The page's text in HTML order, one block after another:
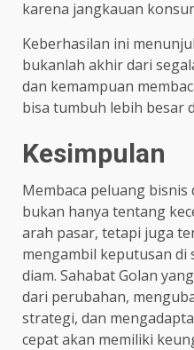
karena jangkauan
Keberhasilan ini
bukanlah akhir dari
dan kemampuan
bisa tumbuh lebih besar
Kesimpulan
Membaca peluang
bukan hanya tentang
arah pasar, tetapi juga
mengambil keputusan di
diam. Sahabat Golan
dari perubahan,
strategi, dan
cepat akan memiliki